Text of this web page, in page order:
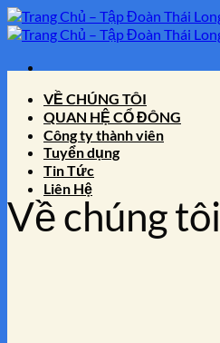
Bỏ
qua
dung
VỀ CHÚNG TÔI
QUAN HỆ CỔ ĐÔNG
Công ty thành viên
Tuyển dụng
Tin Tức
Liên Hệ
Về chúng tôi